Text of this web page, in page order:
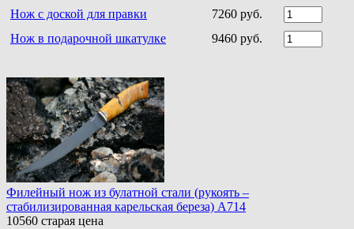
Нож с доской для правки
7260 руб.
Нож в подарочной шкатулке
9460 руб.
Филейный нож из булатной стали (рукоять –
стабилизированная карельская береза) A714
10560 старая цена